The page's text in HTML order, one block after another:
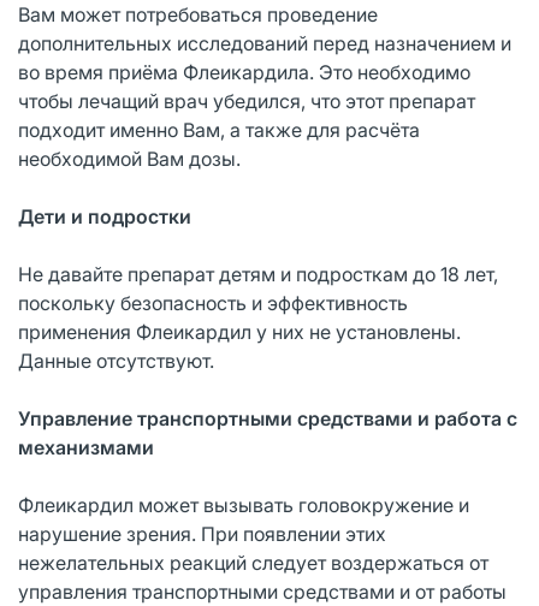
Вам может потребоваться проведение
дополнительных исследований перед назначением и
во время приёма Флеикардила. Это необходимо
чтобы лечащий врач убедился, что этот препарат
подходит именно Вам, а также для расчёта
необходимой Вам дозы.
Дети и подростки
Не давайте препарат детям и подросткам до 18 лет,
поскольку безопасность и эффективность
применения Флеикардил у них не установлены.
Данные отсутствуют.
Управление транспортными средствами и работа с
механизмами
Флеикардил может вызывать головокружение и
нарушение зрения. При появлении этих
нежелательных реакций следует воздержаться от
управления транспортными средствами и от работы